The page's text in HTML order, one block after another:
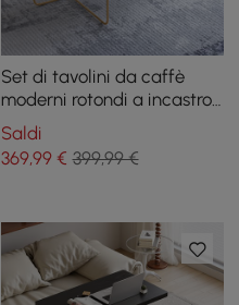
Set di tavolini da caffè
moderni rotondi a incastro
in 2 pezzi con piano in
pietra bianca e nera con
base dorata
Saldi
369,99€ 399,99 €